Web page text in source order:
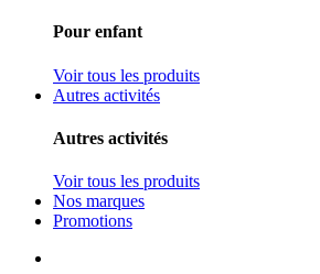
Pour enfant
Voir tous les produits
Autres activités
Autres activités
Voir tous les produits
Nos marques
Promotions